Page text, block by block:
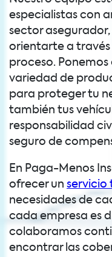
especialistas con
sector
orientarte a través
proceso.
variedad de
para proteger tu
también tus
responsabilidad
seguro de
En Paga-Menos
ofrecer un
necesidades de
cada empresa es
colaboramos
encontrar las